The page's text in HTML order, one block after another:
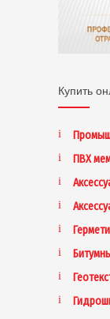
Купить
ПВХ